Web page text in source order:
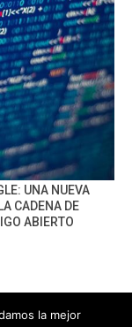
UNA NUEVA
CADENA DE
ABIERTO
la mejor